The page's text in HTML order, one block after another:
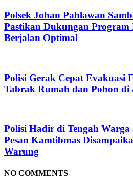
Polsek Johan Pahlawan
Pastikan Dukungan Program
Berjalan Optimal
Polisi Gerak Cepat Evakuasi
Tabrak Rumah dan Pohon di
Polisi Hadir di Tengah
Pesan Kamtibmas
Warung
NO COMMENTS